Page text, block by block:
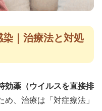
｜治療法と対処
効薬（ウイルスを直接排
め、治療は「対症療法」